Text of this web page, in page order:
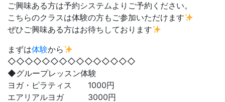
ご興味ある方は予約システムよりご予約ください。
こちらのクラスは体験の方もご参加いただけます
ぜひご興味ある方はお待ちしております
まずは体験から
◇◇◇◇◇◇◇◇◇◇◇◇◇◇◇
◆グループレッスン体験
ヨガ・ピラティス 1000円
エアリアルヨガ 3000円